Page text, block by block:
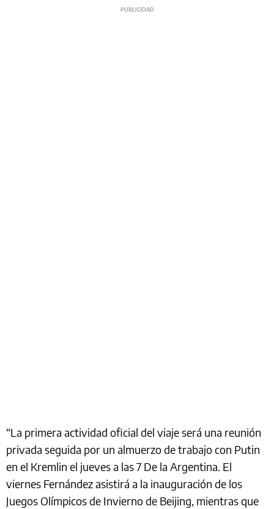
“La primera actividad oficial del viaje será una reunión
privada seguida por un almuerzo de trabajo con Putin
en el Kremlin el jueves a las 7 De la Argentina. El
viernes Fernández asistirá a la inauguración de los
Juegos Olímpicos de Invierno de Beijing, mientras que